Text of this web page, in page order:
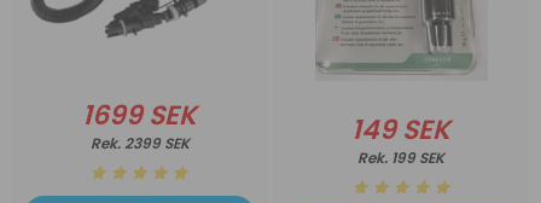
1699 SEK
2399 SEK 149 SEK
199 SEK